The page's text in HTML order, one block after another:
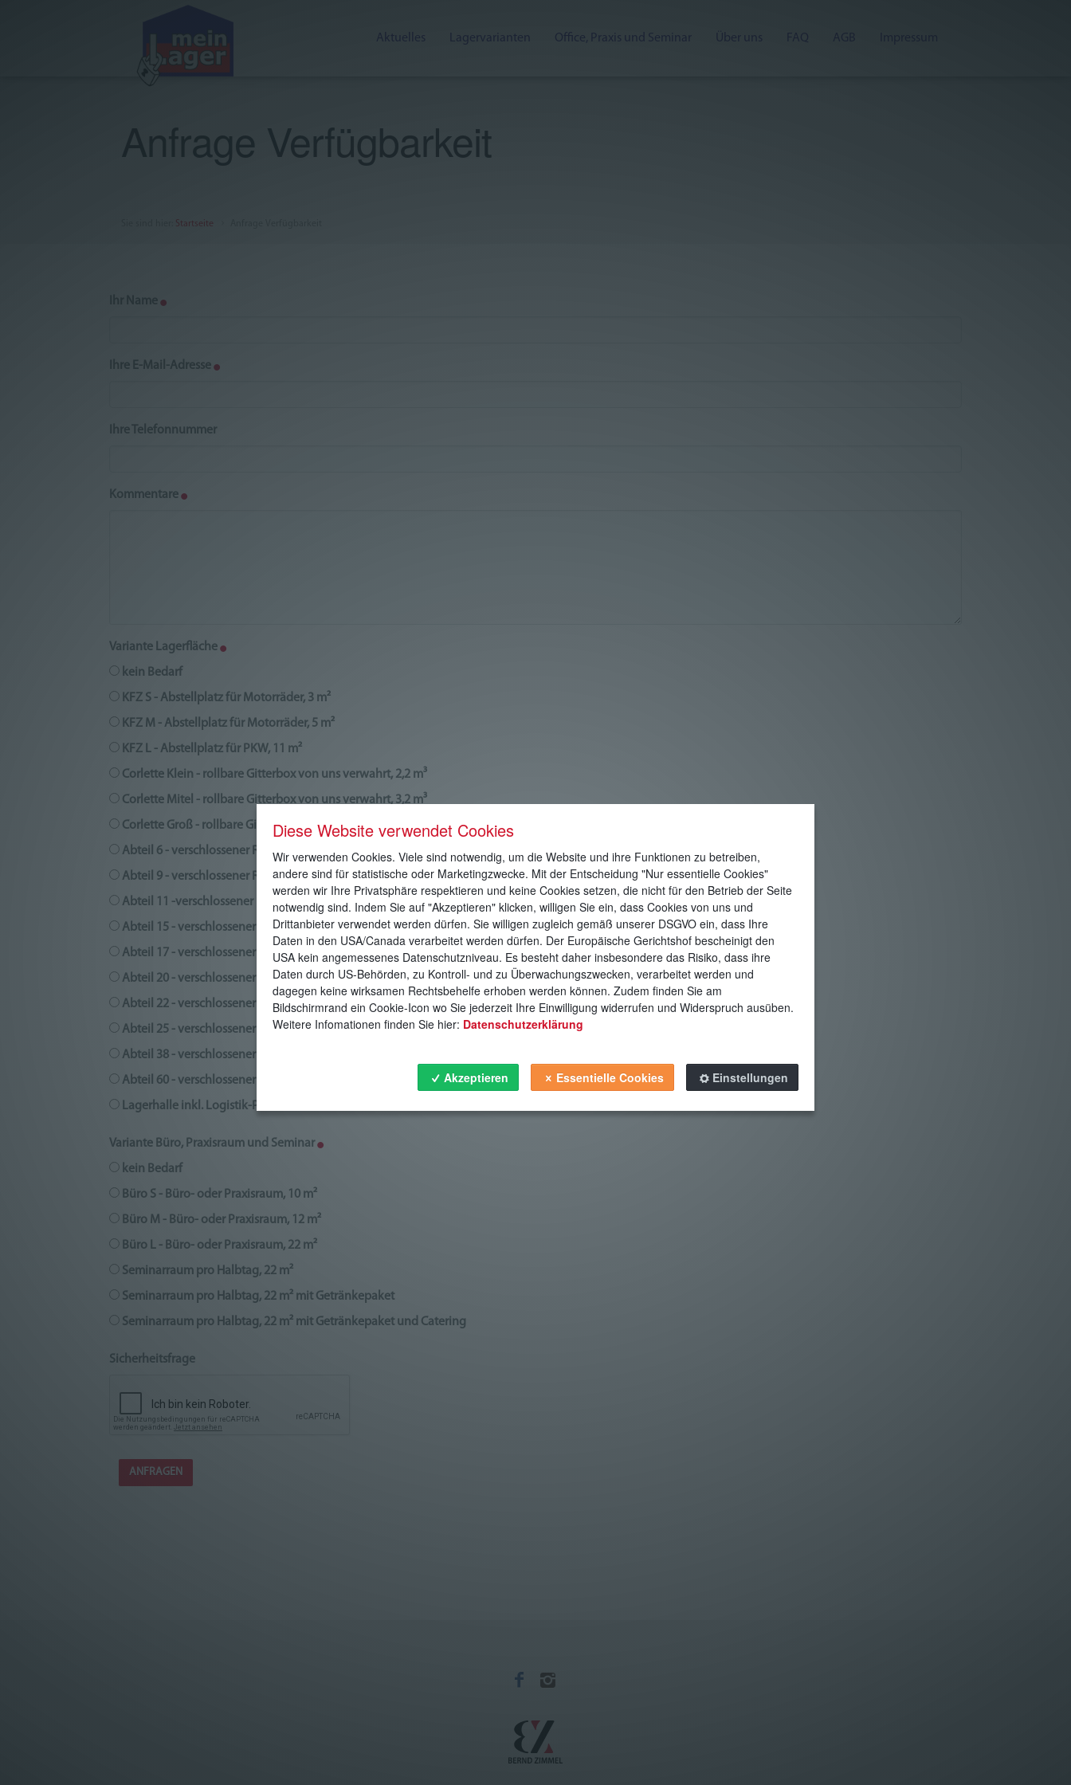
Aktuelles Lagervarianten Office, Praxis und Seminar Über uns FAQ
Lagervarianten
Office, Praxis und Seminar
Impressum
Anfrage Verfügbarkeit
Startseite
Ihr Name
Ihre E-Mail-Adresse
Ihre Telefonnummer
Kommentare
Variante Lagerfläche
kein Bedarf
KFZ S - Abstellplatz für Motorräder, 3 m²
KFZ M - Abstellplatz für Motorräder, 5 m²
KFZ L - Abstellplatz für PKW, 11 m²
Corlette Klein - rollbare Gitterbox von uns verwahrt, 2,2 m³
Corlette Mitel - rollbare Gitterbox von uns verwahrt, 3,2 m³
Corlette Groß - rollbare Gitterbox von uns verwahrt, 4,0 m³
Abteil 6 - verschlossener Raum - RH = 2,8 m, 6 m²
Abteil 9 - verschlossener Raum - RH = 2,8 m, 9 m²
Abteil 11 -verschlossener Raum - RH = 2,8 m, 11 m²
Abteil 15 - verschlossener Raum - RH = 2,8 m, 15 m²
Abteil 17 - verschlossener Raum - RH = 2,8 m, 17 m²
Abteil 20 - verschlossener Raum - RH = 2,8 m, 20 m²
Abteil 22 - verschlossener Raum - RH = 2,8 m, 22 m²
Abteil 25 - verschlossener Raum - RH = 2,8 m, 25 m²
Abteil 38 - verschlossener Raum - RH = 2,8 m, 38 m²
Abteil 60 - verschlossener Raum - RH = 2,8 m, 60 m²
Lagerhalle inkl. Logistik-Paket
Variante Büro, Praxisraum und Seminar
kein Bedarf
Büro S - Büro- oder Praxisraum, 10 m²
Büro M - Büro- oder Praxisraum, 12 m²
Büro L - Büro- oder Praxisraum, 22 m²
Seminarraum pro Halbtag, 22 m²
Seminarraum pro Halbtag, 22 m² mit Getränkepaket
Seminarraum pro Halbtag, 22 m² mit Getränkepaket und Catering
Sicherheitsfrage
Diese Website verwendet Cookies
Wir verwenden Cookies. Viele sind notwendig, um die Website und ihre Funktionen zu betreiben,
andere sind für statistische oder Marketingzwecke. Mit der Entscheidung "Nur essentielle Cookies"
werden wir Ihre Privatsphäre respektieren und keine Cookies setzen, die nicht für den Betrieb der Seite
notwendig sind. Indem Sie auf "Akzeptieren" klicken, willigen Sie ein, dass Cookies von uns und
Drittanbieter verwendet werden dürfen. Sie willigen zugleich gemäß unserer DSGVO ein, dass Ihre
Daten in den USA/Canada verarbeitet werden dürfen. Der Europäische Gerichtshof bescheinigt den
USA kein angemessenes Datenschutzniveau. Es besteht daher insbesondere das Risiko, dass ihre
Daten durch US-Behörden, zu Kontroll- und zu Überwachungszwecken, verarbeitet werden und
dagegen keine wirksamen Rechtsbehelfe erhoben werden können. Zudem finden Sie am
Bildschirmrand ein Cookie-Icon wo Sie jederzeit Ihre Einwilligung widerrufen und Widerspruch ausüben.
Weitere Infomationen finden Sie hier: Datenschutzerklärung
Akzeptieren Essentielle Cookies Einstellungen